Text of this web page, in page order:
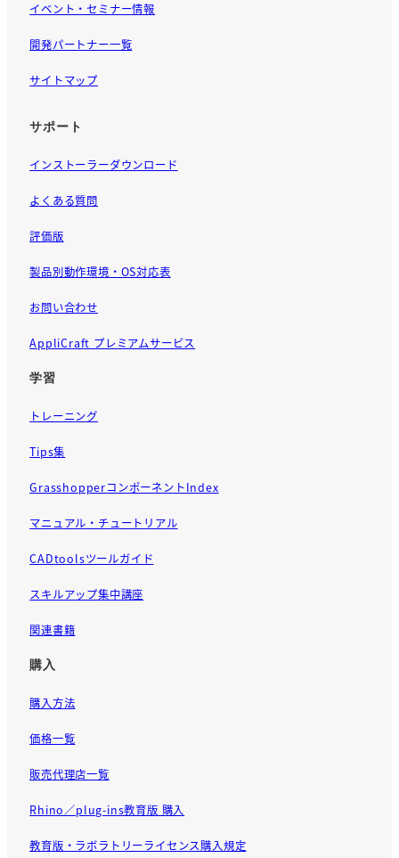
イベント・セミナー情報
開発パートナー一覧
サイトマップ
サポート
インストーラーダウンロード
よくある質問
評価版
製品別動作環境・OS対応表
お問い合わせ
AppliCraft プレミアムサービス
学習
トレーニング
Tips集
GrasshopperコンポーネントIndex
マニュアル・チュートリアル
CADtoolsツールガイド
スキルアップ集中講座
関連書籍
購入
購入方法
価格一覧
販売代理店一覧
Rhino／plug-ins教育版 購入
教育版・ラボラトリーライセンス購入規定